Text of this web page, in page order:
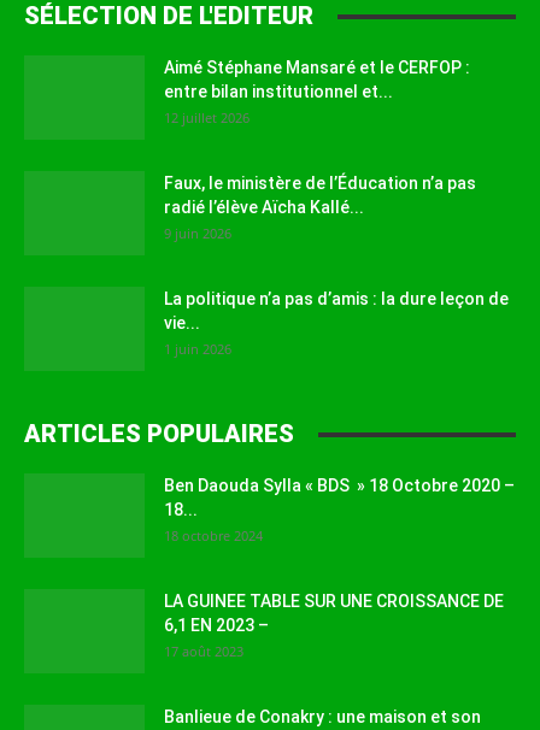
SÉLECTION DE L'EDITEUR
Aimé Stéphane Mansaré et le CERFOP :
entre bilan institutionnel et...
12 juillet 2026
Faux, le ministère de l’Éducation n’a pas
radié l’élève Aïcha Kallé...
9 juin 2026
La politique n’a pas d’amis : la dure leçon de
vie...
1 juin 2026
ARTICLES POPULAIRES
Ben Daouda Sylla « BDS » 18 Octobre 2020 –
18...
18 octobre 2024
LA GUINEE TABLE SUR UNE CROISSANCE DE
6,1 EN 2023 –
17 août 2023
Banlieue de Conakry : une maison et son